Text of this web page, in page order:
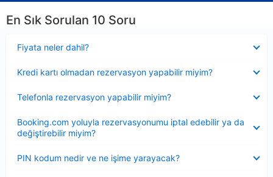
En Sık Sorulan 10 Soru
Fiyata neler dahil?
Kredi kartı olmadan rezervasyon yapabilir miyim?
Telefonla rezervasyon yapabilir miyim?
Booking.com yoluyla rezervasyonumu iptal edebilir ya da
değiştirebilir miyim?
PIN kodum nedir ve ne işime yarayacak?